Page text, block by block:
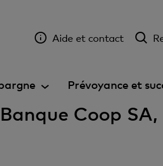
Aide et contact
Prévoyance et
Coop